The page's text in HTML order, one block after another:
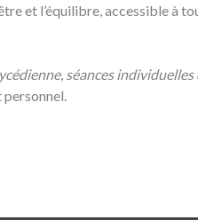
et l’équilibre, accessible à
, séances